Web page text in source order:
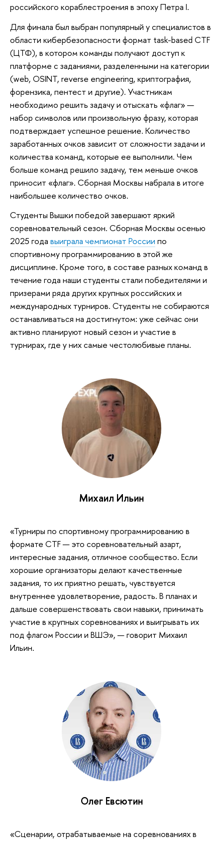
российского кораблестроения в эпоху Петра I.
Для финала был выбран популярный у специалистов в
области кибербезопасности формат task-based CTF
(ЦТФ), в котором команды получают доступ к
платформе с заданиями, разделенными на категории
(web, OSINT, reverse engineering, криптография,
форензика, пентест и другие). Участникам
необходимо решить задачу и отыскать «флаг» —
набор символов или произвольную фразу, которая
подтверждает успешное решение. Количество
заработанных очков зависит от сложности задачи и
количества команд, которые ее выполнили. Чем
больше команд решило задачу, тем меньше очков
приносит «флаг». Сборная Москвы набрала в итоге
наибольшее количество очков.
Студенты Вышки победой завершают яркий
соревновательный сезон. Сборная Москвы осенью
2025 года выиграла чемпионат России по
спортивному программированию в этой же
дисциплине. Кроме того, в составе разных команд в
течение года наши студенты стали победителями и
призерами ряда других крупных российских и
международных турниров. Студенты не собираются
останавливаться на достигнутом: уже сейчас они
активно планируют новый сезон и участие в
турнирах, где у них самые честолюбивые планы.
Михаил Ильин
«Турниры по спортивному программированию в
формате CTF — это соревновательный азарт,
интересные задания, отличное сообщество. Если
хорошие организаторы делают качественные
задания, то их приятно решать, чувствуется
внутреннее удовлетворение, радость. В планах и
дальше совершенствовать свои навыки, принимать
участие в крупных соревнованиях и выигрывать их
под флагом России и ВШЭ», — говорит Михаил
Ильин.
Олег Евсютин
«Сценарии, отрабатываемые на соревнованиях в